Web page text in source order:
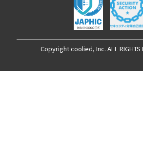
2022年3月の記事一覧(1)
2022年2月の記事一覧(1)
2022年1月の記事一覧(1)
2021年12月の記事一覧(1)
2021年9月の記事一覧(1)
Copyright coolied, Inc. ALL RIGHTS